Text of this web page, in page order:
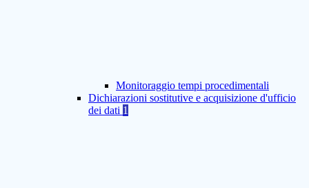
Monitoraggio tempi procedimentali
Dichiarazioni sostitutive e acquisizione d'ufficio
dei dati 1